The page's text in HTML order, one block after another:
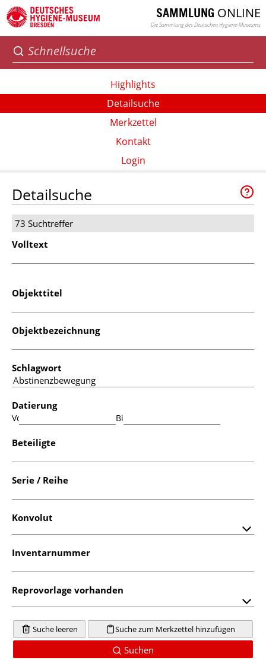
SAMMLUNG ONLINE
Die Sammlung des Deutschen Hygiene-Museums
Highlights
Detailsuche
Merkzettel
Kontakt
Login
Detailsuche
73 Suchtreffer
Volltext
Objekttitel
Objektbezeichnung
Schlagwort
Datierung
Von: Bis:
Beteiligte
Serie / Reihe
Konvolut
Inventarnummer
Reprovorlage vorhanden
Suche leeren Suche zum Merkzettel hinzufügen
Suchen